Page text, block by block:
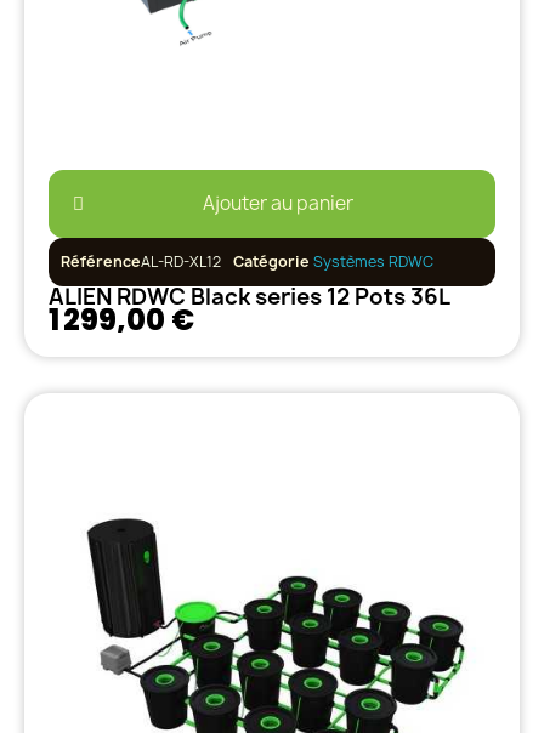
Ajouter au panier
RéférenceAL-RD-XL12 Catégorie Systèmes RDWC
ALIEN RDWC Black series 12 Pots 36L
1 299,00 €